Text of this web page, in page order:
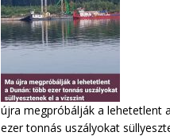
újra megpróbálják a lehetetlent
ezer tonnás uszályokat